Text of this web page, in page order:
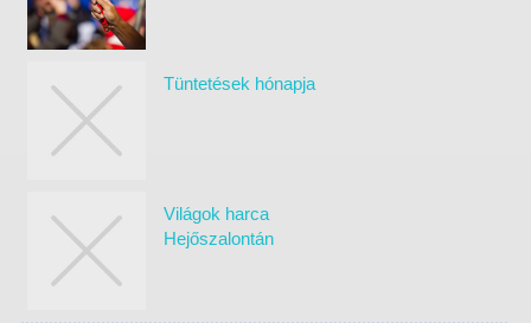
Tüntetések hónapja
Világok harca
Hejőszalontán